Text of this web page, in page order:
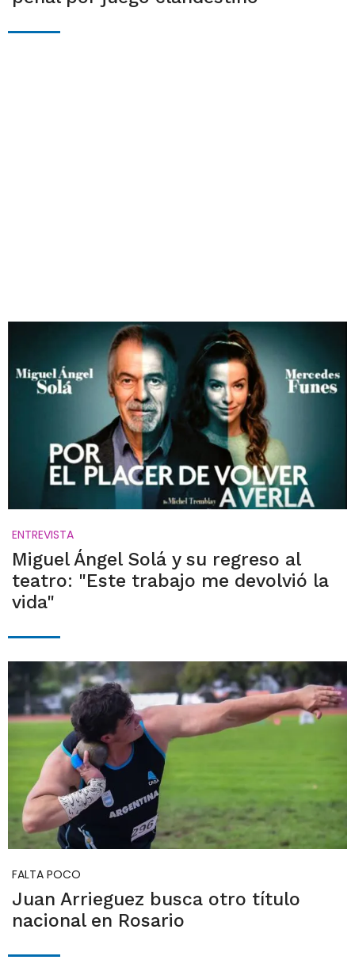
ENTREVISTA
Miguel Ángel Solá y su regreso al
teatro: "Este trabajo me devolvió la
vida"
FALTA POCO
Juan Arrieguez busca otro título
nacional en Rosario